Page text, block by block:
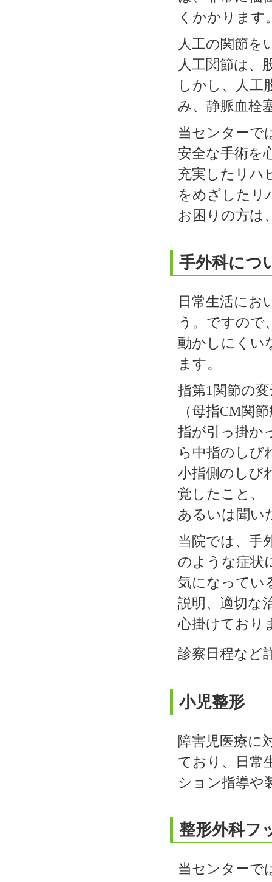
くかかります
人工の関節を
人工関節は、
しかし、人工
み、静脈血栓
当センターで
安全な手術を
充実したリハ
をめざしたリ
お困りの方は
手外科につ
日常生活にお
う。ですので
動かしにくい
ます。
指第1関節の
（母指CM関
指が引っ掛か
ら中指のしび
小指側のしび
覚したこと、
あるいは聞い
当院では、手
のような症状
気になってい
説明、適切な
心掛けており
診察日程など
小児整形
障害児医療に
ており、日常
ション指導や
整形外科フ
当センターで